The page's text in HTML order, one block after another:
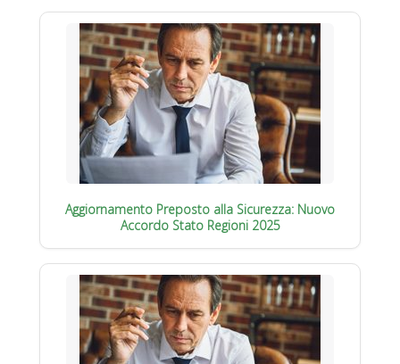
Aggiornamento Preposto alla Sicurezza: Nuovo
Accordo Stato Regioni 2025